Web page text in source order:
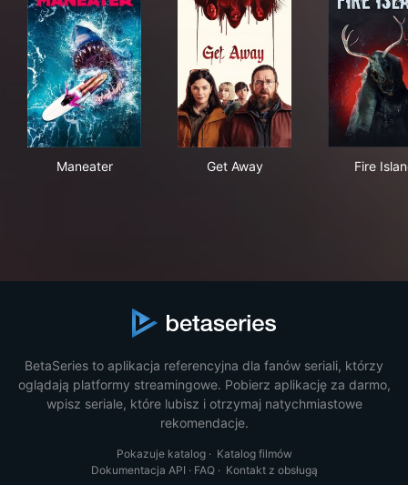
Maneater Get Away Fire
BetaSeries to aplikacja referencyjna dla fanów seriali, którzy
oglądają platformy streamingowe. Pobierz aplikację za darmo,
wpisz seriale, które lubisz i otrzymaj natychmiastowe
rekomendacje.
Pokazuje katalog· Katalog filmów
Dokumentacja API · FAQ· Kontakt z obsługą